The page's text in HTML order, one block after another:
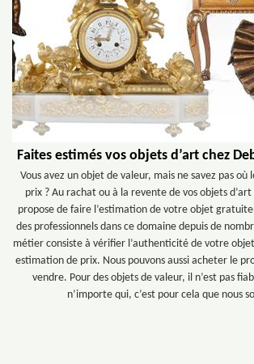
Faites estimés vos objets d’art chez
Vous avez un objet de valeur, mais ne savez pas où
prix ? Au rachat ou à la revente de vos objets
propose de faire l’estimation de votre objet
des professionnels dans ce domaine depuis de
métier consiste à vérifier l’authenticité de votre
estimation de prix. Nous pouvons aussi acheter le
vendre. Pour des objets de valeur, il n’est pas
n’importe qui, c’est pour cela que nous